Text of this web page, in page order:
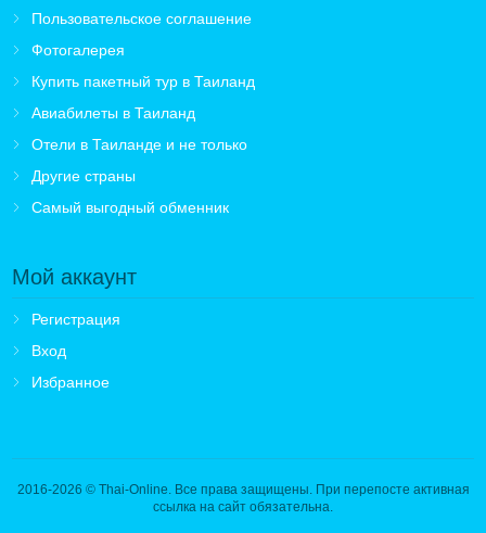
Пользовательское соглашение
Фотогалерея
Купить пакетный тур в Таиланд
Авиабилеты в Таиланд
Отели в Таиланде и не только
Другие страны
Самый выгодный обменник
Мой аккаунт
Регистрация
Вход
Избранное
2016-2026 © Thai-Online. Все права защищены. При перепосте активная
ссылка на сайт обязательна.